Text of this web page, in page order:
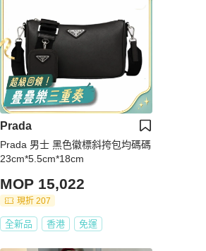
Prada
Prada 男士 黑色徽標斜挎包均碼碼
23cm*5.5cm*18cm
MOP 15,022
現折 207
全新品 香港 免運